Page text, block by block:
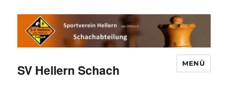
SV Hellern Schach MENÜ